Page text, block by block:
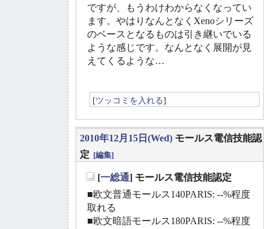
ですが、もうわけわからなくなってい
ます。やはりなんとなくXenoシリーズ
のベースとなるものは引き継いでいる
ような感じです。なんとなく展開が見
えてくるような…
[ツッコミを入れる]
2010年12月15日(Wed) モールス電信技能認
定 [編集]
[一総通] モールス電信技能認定
■欧文普通モールス140PARIS: --%程度
取れる
■欧文暗語モールス180PARIS: --%程度